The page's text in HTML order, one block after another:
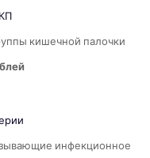
кишечной палочки
инфекционное